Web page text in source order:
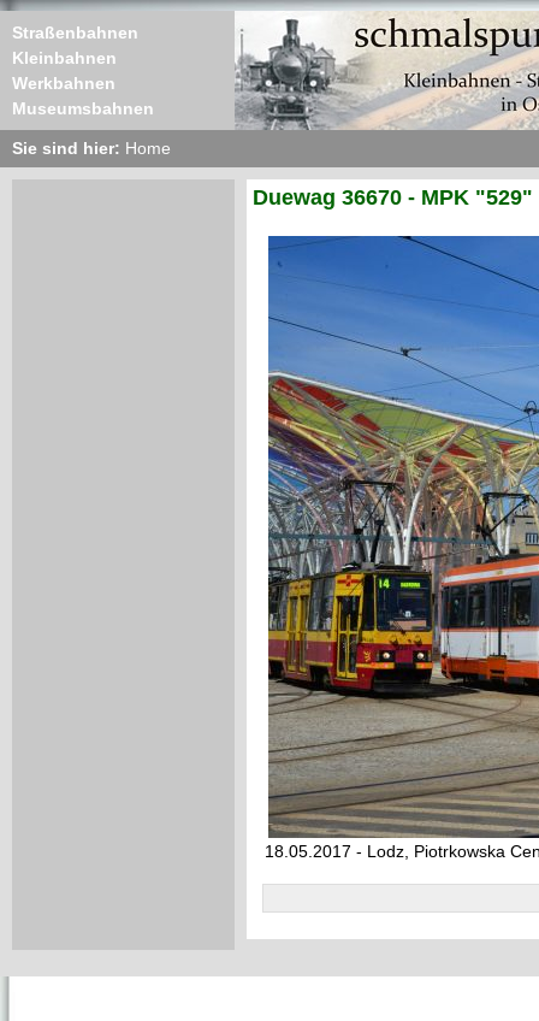
Straßenbahnen
Kleinbahnen
Werkbahnen
Museumsbahnen
Sie sind hier: Home
Duewag 36670 - MPK "529"
18.05.2017 - Lodz, Piotrkowska